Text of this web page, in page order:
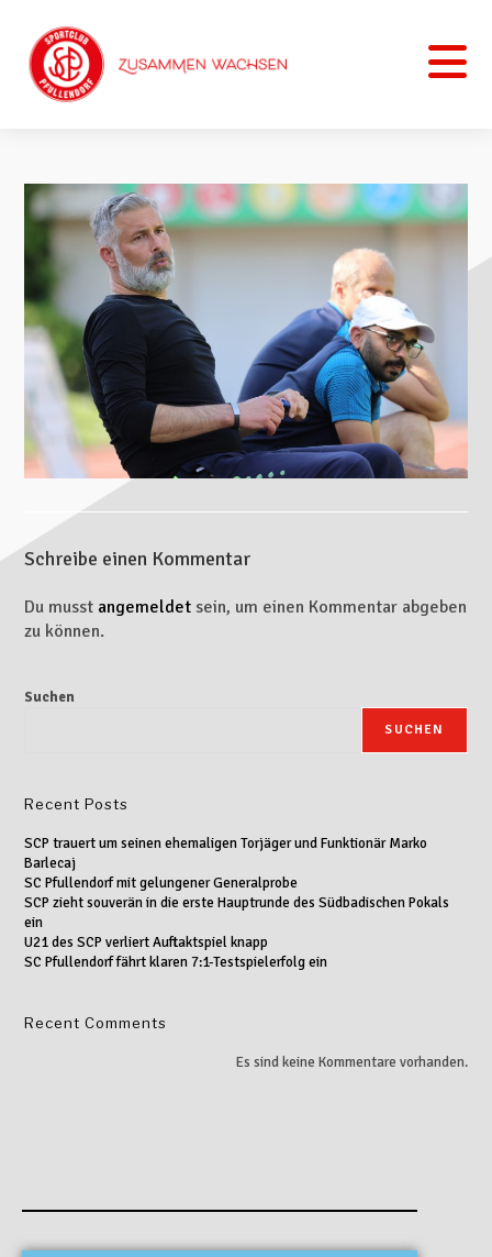
Schreibe einen Kommentar
Du musst angemeldet sein, um einen Kommentar abgeben
zu können.
Suchen
SUCHEN
Recent Posts
SCP trauert um seinen ehemaligen Torjäger und Funktionär Marko
Barlecaj
SC Pfullendorf mit gelungener Generalprobe
SCP zieht souverän in die erste Hauptrunde des Südbadischen Pokals
ein
U21 des SCP verliert Auftaktspiel knapp
SC Pfullendorf fährt klaren 7:1-Testspielerfolg ein
Recent Comments
Es sind keine Kommentare vorhanden.